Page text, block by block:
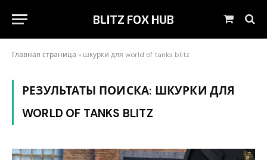
BLITZ FOX HUB Корзина
Главная страница » шкурки для world of tanks blitz
РЕЗУЛЬТАТЫ ПОИСКА: ШКУРКИ ДЛЯ
WORLD OF TANKS BLITZ